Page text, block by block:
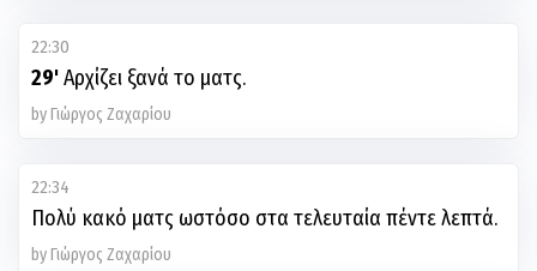
22:30
29'Αρχίζει ξανά το ματς.
by Γιώργος Ζαχαρίου
22:34
Πολύ κακό ματς ωστόσο στα τελευταία πέντε λεπτά.
by Γιώργος Ζαχαρίου